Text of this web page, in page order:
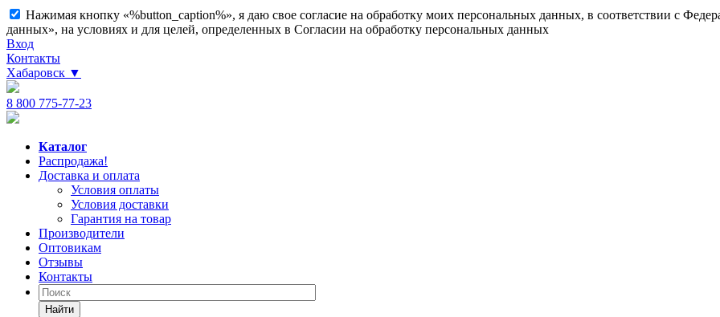
Нажимая кнопку «%button_caption%», я даю свое согласие на обработку моих персональных данных, в соответствии с
данных», на условиях и для целей, определенных в Согласии на обработку персональных данных
Вход
Контакты
Хабаровск ▼
8 800 775-77-23
Каталог
Распродажа!
Доставка и оплата
Условия оплаты
Условия доставки
Гарантия на товар
Производители
Оптовикам
Отзывы
Контакты
Найти